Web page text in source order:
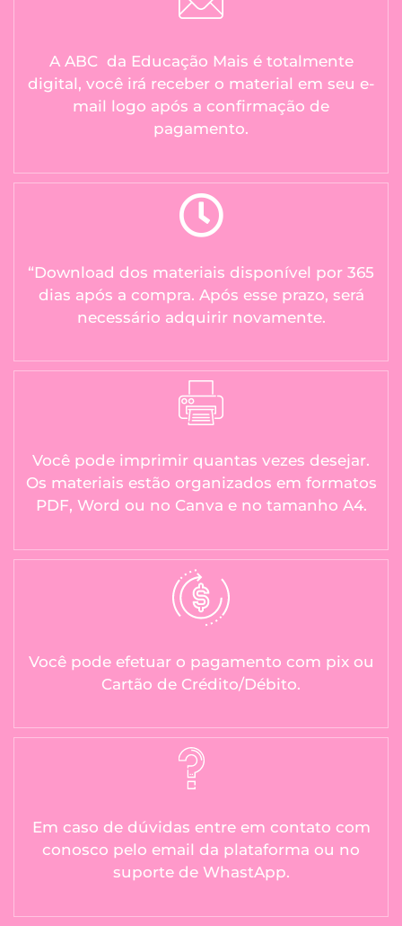
A ABC da Educação Mais é totalmente
digital, você irá receber o material em seu e-
mail logo após a confirmação de
pagamento.
“Download dos materiais disponível por 365
dias após a compra. Após esse prazo, será
necessário adquirir novamente.
Você pode imprimir quantas vezes desejar.
Os materiais estão organizados em formatos
PDF, Word ou no Canva e no tamanho A4.
Você pode efetuar o pagamento com pix ou
Cartão de Crédito/Débito.
Em caso de dúvidas entre em contato com
conosco pelo email da plataforma ou no
suporte de WhastApp.